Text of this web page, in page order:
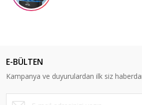
E-BÜLTEN
Kampanya ve duyurulardan ilk siz